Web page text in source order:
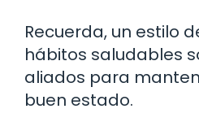
Recuerda, un estilo
hábitos saludables
aliados para
buen estado.